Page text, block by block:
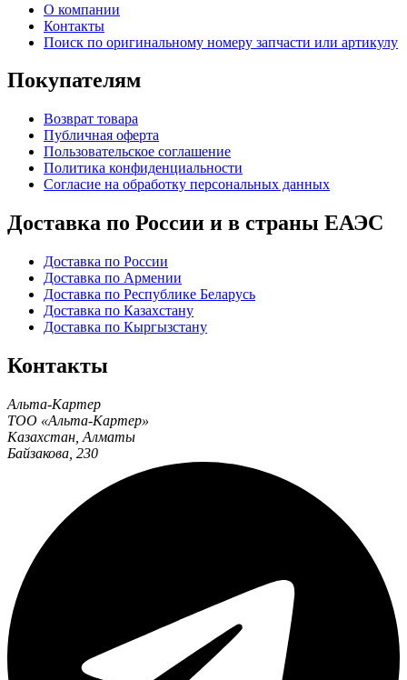
О компании
Контакты
Поиск по оригинальному номеру запчасти или артикулу
Покупателям
Возврат товара
Публичная оферта
Пользовательское соглашение
Политика конфиденциальности
Согласие на обработку персональных данных
Доставка по России и в страны ЕАЭС
Доставка по России
Доставка по Армении
Доставка по Республике Беларусь
Доставка по Казахстану
Доставка по Кыргызстану
Контакты
Альта-Картер
ТОО «Альта-Картер»
Казахстан Алматы
Байзакова, 230